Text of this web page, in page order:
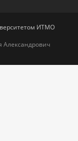
ИТМО
Александрович